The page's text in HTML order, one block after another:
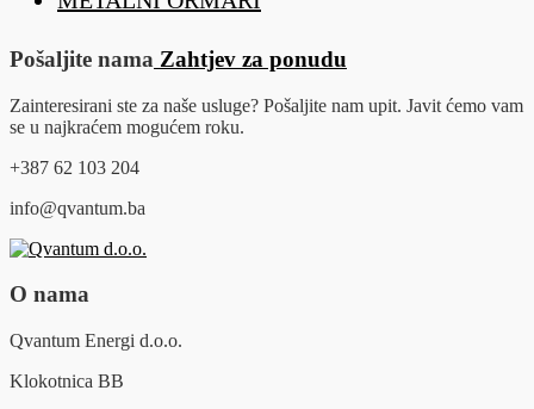
Pošaljite nama Zahtjev za ponudu
Zainteresirani ste za naše usluge? Pošaljite nam upit. Javit ćemo vam
se u najkraćem mogućem roku.
+387 62 103 204
info@qvantum.ba
O nama
Qvantum Energi d.o.o.
Klokotnica BB